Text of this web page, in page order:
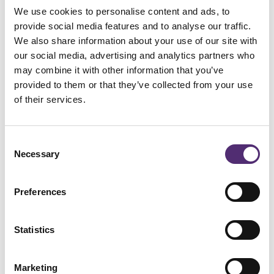
We use cookies to personalise content and ads, to
provide social media features and to analyse our traffic.
We also share information about your use of our site with
our social media, advertising and analytics partners who
may combine it with other information that you’ve
provided to them or that they’ve collected from your use
of their services.
Selection
Necessary
Preferences
Statistics
Marketing
gebruikt cookies met een puur technische
functionaliteit. Deze zorgen ervoor dat de website
naar behoren werkt en dat bijvoorbeeld uw
voorkeursinstellingen onthouden worden. Deze
cookies worden ook gebruikt om de website goed
te laten werken en deze te kunnen optimaliseren.
Daarnaast plaatsen we cookies die uw
gemaakte content en advertenties kunnen
Bij uw eerste bezoek aan onze website hebben wij
toestemming gevraagd voor het plaatsen ervan.
U kunt zich afmelden voor cookies door uw
internetbrowser zo in te stellen dat deze geen
cookies meer opslaat. Daarnaast kunt u ook alle
informatie die eerder is opgeslagen via de